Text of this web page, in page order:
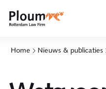
Home Nieuws & publicaties